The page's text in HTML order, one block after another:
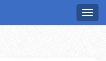
Menu